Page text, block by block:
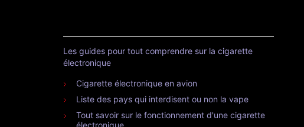
Les guides pour tout comprendre sur la cigarette
électronique
Cigarette électronique en avion
Liste des pays qui interdisent ou non la vape
Tout savoir sur le fonctionnement d'une cigarette
électronique